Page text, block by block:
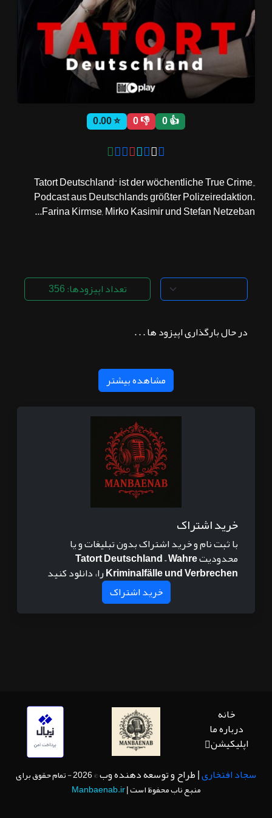
اشتراک‌ها
👍 0
👎 0
⭐ 0.00
„Tatort Deutschland“ ist der wöchentliche True Crime
Podcast aus Deutschlands größter Polizeiredaktion.
Farina Kirmse, Mirko Kasimir und Stefan Netzeban...
تعداد اپیزودها: 356
در حال بارگذاری اپیزود ها . . .
مشاهده بیشتر
خرید اشتراک
با ثبت نام و خرید اشتراک بدون تبلیغات و یا
محدودیتTatort Deutschland – Wahre
Kriminalfälle und Verbrechenرا، دانلود کنید
خرید اشتراک
خانه
درباره ما
اپلیکیشن
سجاد افتخاری| طراح و توسعه دهنده وب
© 2026 - تمام حقوق برای
منبع ناب محفوظ است |Manbaenab.ir